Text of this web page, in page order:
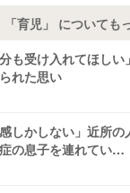
「育児」 についても
分も受け入れてほし
れた思い
感しかしない」近所
の息子を連れてい…